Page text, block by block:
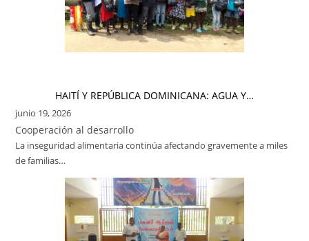
HAITÍ Y REPÚBLICA DOMINICANA: AGUA Y…
junio 19, 2026
Cooperación al desarrollo
La inseguridad alimentaria continúa afectando gravemente a miles
de familias…